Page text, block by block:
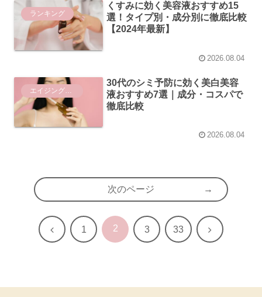
ランキング
くすみに効く美容液おすすめ15
選！タイプ別・成分別に徹底比較
【2024年最新】
2026.08.04
30代のシミ予防に効く美白美容
液おすすめ7選｜成分・コスパで
徹底比較
2026.08.04
次のページ
前 1 2 3 33 次